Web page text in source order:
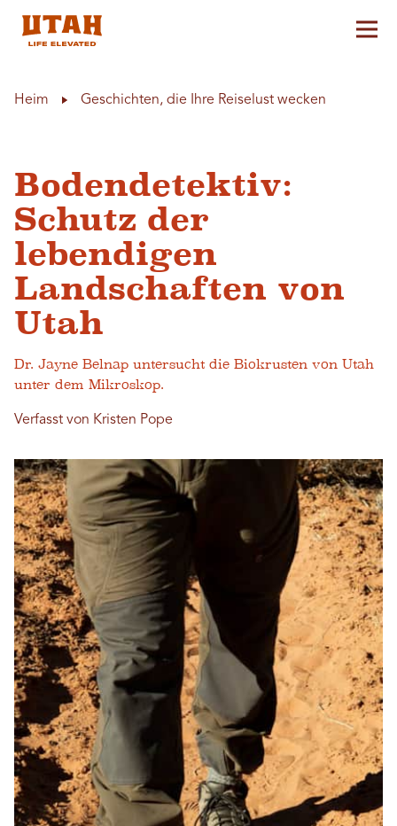
Heim Geschichten, die Ihre Reiselust wecken
Bodendetektiv:
Schutz der
lebendigen
Landschaften von
Utah
Dr. Jayne Belnap untersucht die Biokrusten von Utah
unter dem Mikroskop.
Verfasst von Kristen Pope